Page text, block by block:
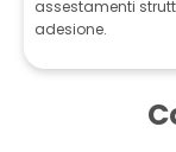
assestamenti
adesione.